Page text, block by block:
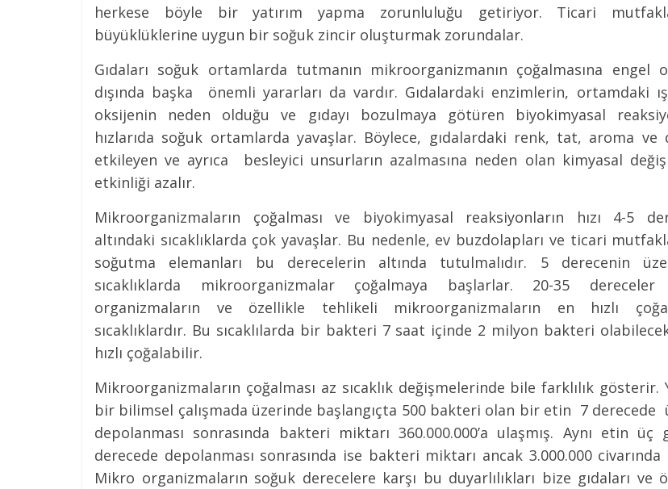
herkese böyle bir yatırım yapma zorunluluğu getiriyor. Ticari
büyüklüklerine uygun bir soğuk zincir oluşturmak zorundalar.
Gıdaları soğuk ortamlarda tutmanın mikroorganizmanın çoğalmasına engel
dışında başka önemli yararları da vardır. Gıdalardaki enzimlerin, ortamdaki
oksijenin neden olduğu ve gıdayı bozulmaya götüren biyokimyasal
hızlarıda soğuk ortamlarda yavaşlar. Böylece, gıdalardaki renk, tat, aroma ve
etkileyen ve ayrıca besleyici unsurların azalmasına neden olan kimyasal
etkinliği azalır.
Mikroorganizmaların çoğalması ve biyokimyasal reaksiyonların hızı 4-5
altındaki sıcaklıklarda çok yavaşlar. Bu nedenle, ev buzdolapları ve ticari
soğutma elemanları bu derecelerin altında tutulmalıdır. 5 derecenin
sıcaklıklarda mikroorganizmalar çoğalmaya başlarlar. 20-35
organizmaların ve özellikle tehlikeli mikroorganizmaların en hızlı
sıcaklıklardır. Bu sıcaklılarda bir bakteri 7 saat içinde 2 milyon bakteri
hızlı çoğalabilir.
Mikroorganizmaların çoğalması az sıcaklık değişmelerinde bile farklılık gösterir.
bir bilimsel çalışmada üzerinde başlangıçta 500 bakteri olan bir etin 7 derecede
depolanması sonrasında bakteri miktarı 360.000.000’a ulaşmış. Aynı etin
derecede depolanması sonrasında ise bakteri miktarı ancak 3.000.000 civarında
Mikro organizmaların soğuk derecelere karşı bu duyarlılıkları bize gıdaları ve